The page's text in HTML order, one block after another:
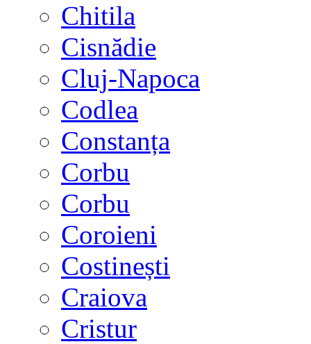
Chitila
Cisnădie
Cluj-Napoca
Codlea
Constanța
Corbu
Corbu
Coroieni
Costinești
Craiova
Cristur